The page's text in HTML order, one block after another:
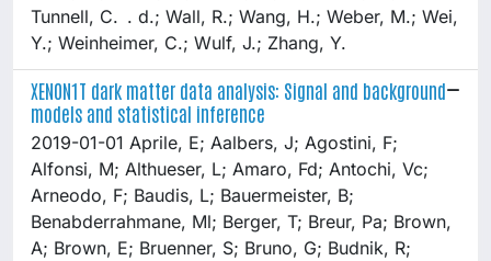
Tunnell, C. . d.; Wall, R.; Wang, H.; Weber, M.; Wei,
Y.; Weinheimer, C.; Wulf, J.; Zhang, Y.
XENON1T dark matter data analysis: Signal and background
models and statistical inference
2019-01-01 Aprile, E; Aalbers, J; Agostini, F;
Alfonsi, M; Althueser, L; Amaro, Fd; Antochi, Vc;
Arneodo, F; Baudis, L; Bauermeister, B;
Benabderrahmane, Ml; Berger, T; Breur, Pa; Brown,
A; Brown, E; Bruenner, S; Bruno, G; Budnik, R;